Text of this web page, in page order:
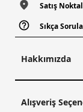
Satış
Sıkça
Hakkımızda
Alışveriş